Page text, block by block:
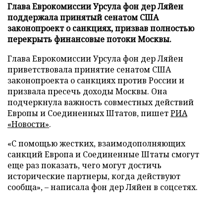
Глава Еврокомиссии Урсула фон дер Ляйен
поддержала принятый сенатом США
законопроект о санкциях, призвав полностью
перекрыть финансовые потоки Москвы.
Глава Еврокомиссии Урсула фон дер Ляйен
приветствовала принятие сенатом США
законопроекта о санкциях против России и
призвала пресечь доходы Москвы. Она
подчеркнула важность совместных действий
Европы и Соединенных Штатов, пишетРИА
«Новости».
«С помощью жестких, взаимодополняющих
санкций Европа и Соединенные Штаты смогут
еще раз показать, чего могут достичь
исторические партнеры, когда действуют
сообща», – написала фон дер Ляйен в соцсетях.